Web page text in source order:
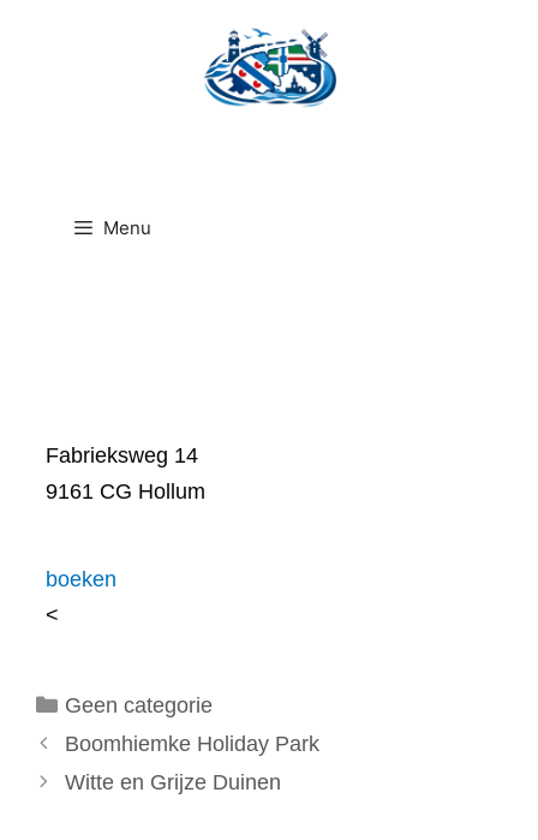
Menu
Fabrieksweg 14
9161 CG Hollum
boeken
<
Categorieën
Geen categorie
Boomhiemke Holiday Park
Witte en Grijze Duinen